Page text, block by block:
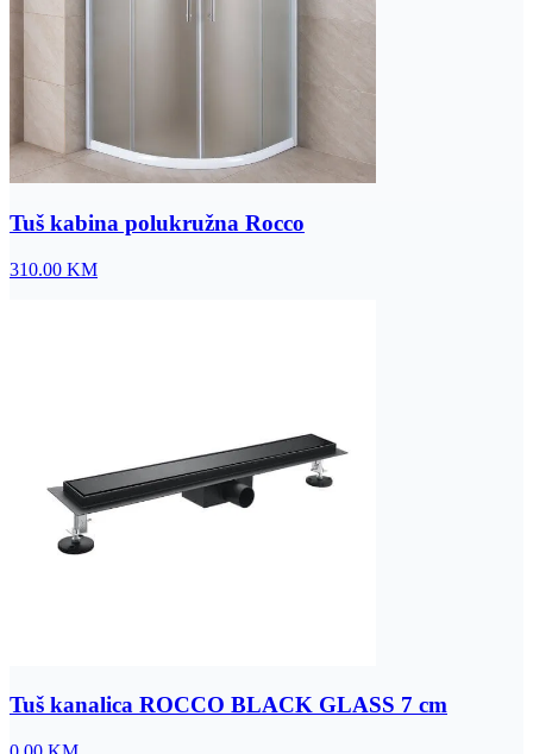
Tuš kabina polukružna Rocco
310.00 KM
Tuš kanalica ROCCO BLACK GLASS 7 cm